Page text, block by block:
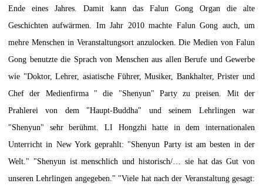
Ende eines Jahres. Damit kann das Falun Gong Organ die alte
Geschichten aufwärmen. Im Jahr 2010 machte Falun Gong auch, um
mehre Menschen in Veranstaltungsort anzulocken. Die Medien von Falun
Gong benutzte die Sprach von Menschen aus allen Berufe und Gewerbe
wie "Doktor, Lehrer, asiatische Führer, Musiker, Bankhalter, Prister und
Chef der Medienfirma " die "Shenyun" Party zu preisen. Mit der
Prahlerei von dem "Haupt-Buddha" und seinem Lehrlingen war
"Shenyun" sehr berühmt. LI Hongzhi hatte in dem internationalen
Unterricht in New York geprahlt: "Shenyun Party ist am besten in der
Welt." "Shenyun ist menschlich und historisch/… sie hat das Gut von
unseren Lehrlingen angegeben." "Viele hat nach der Veranstaltung gesagt: